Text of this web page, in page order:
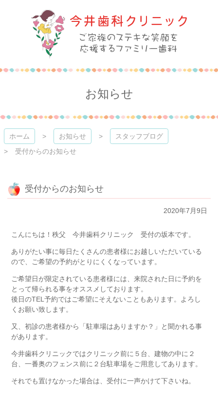
プ
今井歯科クリニック
お知らせ
ホーム お知らせ
スタッフブログ
受付からのお知らせ
受付からのお知らせ
2020年7月9日
こんにちは！秩父 今井歯科クリニック 受付の坂本です。
ありがたい事に毎日たくさんの患者様にお越しいただいている
ので、ご希望の予約がとりにくくなっています。
ご希望日が限定されている患者様には、来院された日に予約を
とって帰られる事をオススメしております。
後日のTEL予約ではご希望にそえないこともあります。よろし
くお願い致します。
又、初診の患者様から「駐車場はありますか？」と聞かれる事
があります。
今井歯科クリニックではクリニック前に５台、建物の中に２
台、一番奥のフェンス前に２台駐車場をご用意してあります。
それでも置けなかった場合は、受付に一声かけて下さいね。